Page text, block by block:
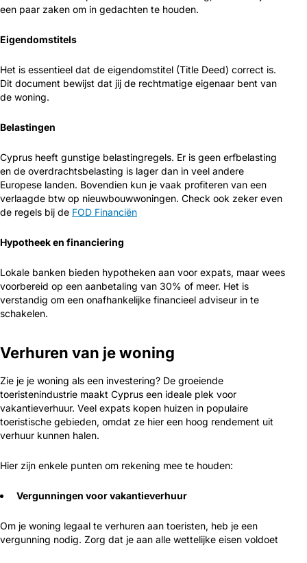
een paar zaken om in gedachten te houden.
Eigendomstitels
Het is essentieel dat de eigendomstitel (Title Deed) correct is.
Dit document bewijst dat jij de rechtmatige eigenaar bent van
de woning.
Belastingen
Cyprus heeft gunstige belastingregels. Er is geen erfbelasting
en de overdrachtsbelasting is lager dan in veel andere
Europese landen. Bovendien kun je vaak profiteren van een
verlaagde btw op nieuwbouwwoningen. Check ook zeker even
de regels bij de FOD Financiën
Hypotheek en financiering
Lokale banken bieden hypotheken aan voor expats, maar wees
voorbereid op een aanbetaling van 30% of meer. Het is
verstandig om een onafhankelijke financieel adviseur in te
schakelen.
Verhuren van je woning
Zie je je woning als een investering? De groeiende
toeristenindustrie maakt Cyprus een ideale plek voor
vakantieverhuur. Veel expats kopen huizen in populaire
toeristische gebieden, omdat ze hier een hoog rendement uit
verhuur kunnen halen.
Hier zijn enkele punten om rekening mee te houden:
Vergunningen voor vakantieverhuur
Om je woning legaal te verhuren aan toeristen, heb je een
vergunning nodig. Zorg dat je aan alle wettelijke eisen voldoet